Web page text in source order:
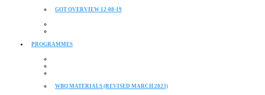
GOT OVERVIEW 12-08-19
PROGRAMMES
WBQ MATERIALS (REVISED MARCH 2023)